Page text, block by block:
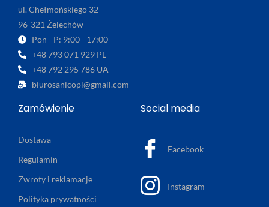
ul. Chełmońskiego 32
96-321 Żelechów
Pon - P: 9:00 - 17:00
+48 793 071 929 PL
+48 792 295 786 UA
biurosanicopl@gmail.com
Zamówienie
Dostawa
Regulamin
Zwroty i reklamacje
Polityka prywatności
Social media
Facebook
Instagram